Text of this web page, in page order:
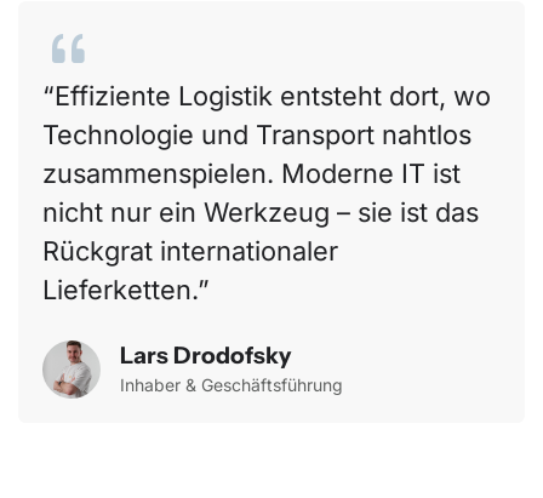
Effiziente Logistik entsteht dort, wo
Technologie und Transport nahtlos
zusammenspielen. Moderne IT ist
nicht nur ein Werkzeug – sie ist das
Rückgrat internationaler
Lieferketten.
Lars Drodofsky
Inhaber & Geschäftsführung